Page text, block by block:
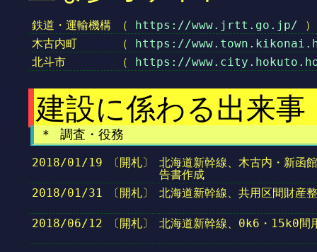
鉄道・運輸機構 （ https://www.jrtt.go.jp/ ）
木古内町
（
https://
北斗市
（ https://
建設に係わる出来
＊ 調査・役務
2018/01/19 〔開札〕
北海道新幹線、木古内・新函
告書作成
2018/01/31
〔開札〕 北海道新幹線、共用区間財産
2018/06/12 〔開札〕 北海道新幹線、0k6・15k0間